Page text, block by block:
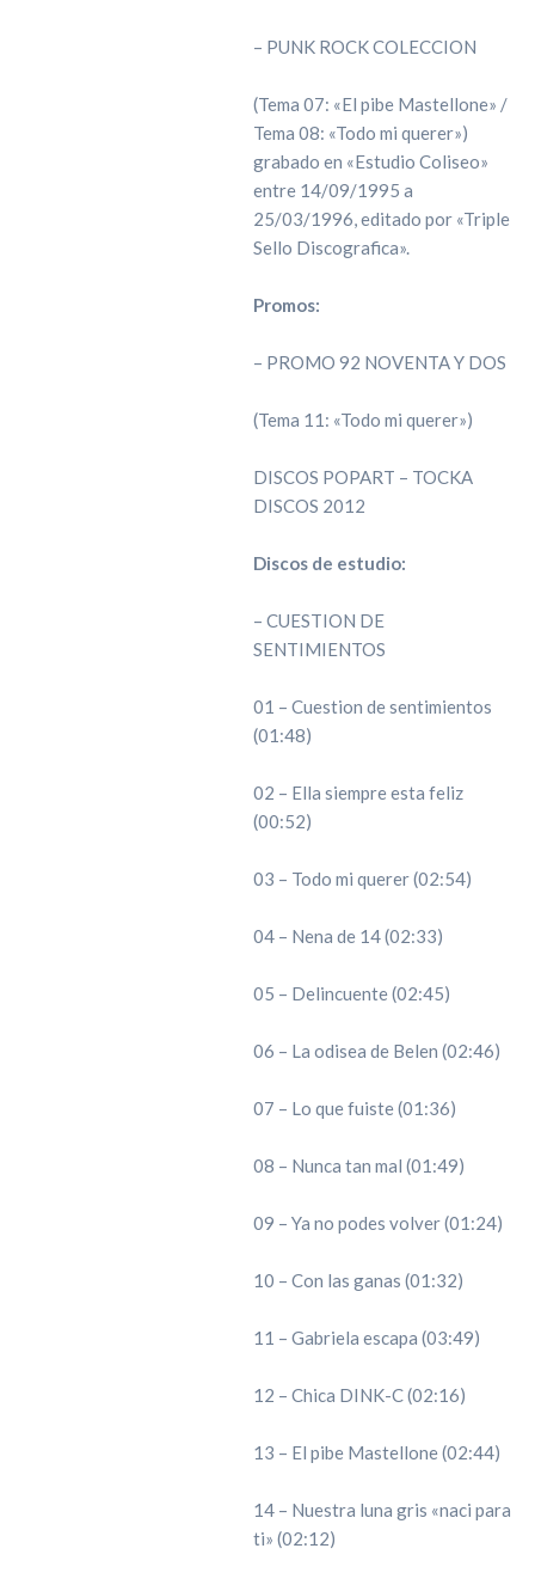
– PUNK ROCK COLECCION
(Tema 07: «El pibe Mastellone» /
Tema 08: «Todo mi querer»)
grabado en «Estudio Coliseo»
entre 14/09/1995 a
25/03/1996, editado por «Triple
Sello Discografica».
Promos:
– PROMO 92 NOVENTA Y DOS
(Tema 11: «Todo mi querer»)
DISCOS POPART – TOCKA
DISCOS 2012
Discos de estudio:
– CUESTION DE
SENTIMIENTOS
01 – Cuestion de sentimientos
(01:48)
02 – Ella siempre esta feliz
(00:52)
03 – Todo mi querer (02:54)
04 – Nena de 14 (02:33)
05 – Delincuente (02:45)
06 – La odisea de Belen (02:46)
07 – Lo que fuiste (01:36)
08 – Nunca tan mal (01:49)
09 – Ya no podes volver (01:24)
10 – Con las ganas (01:32)
11 – Gabriela escapa (03:49)
12 – Chica DINK-C (02:16)
13 – El pibe Mastellone (02:44)
14 – Nuestra luna gris «naci para
ti» (02:12)